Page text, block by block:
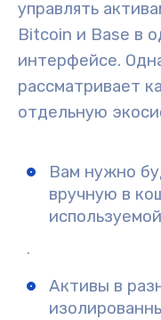
управлять
Bitcoin и Base в
интерфейсе.
рассматривает
отдельную
Вам нужно
вручную в
.
Активы в